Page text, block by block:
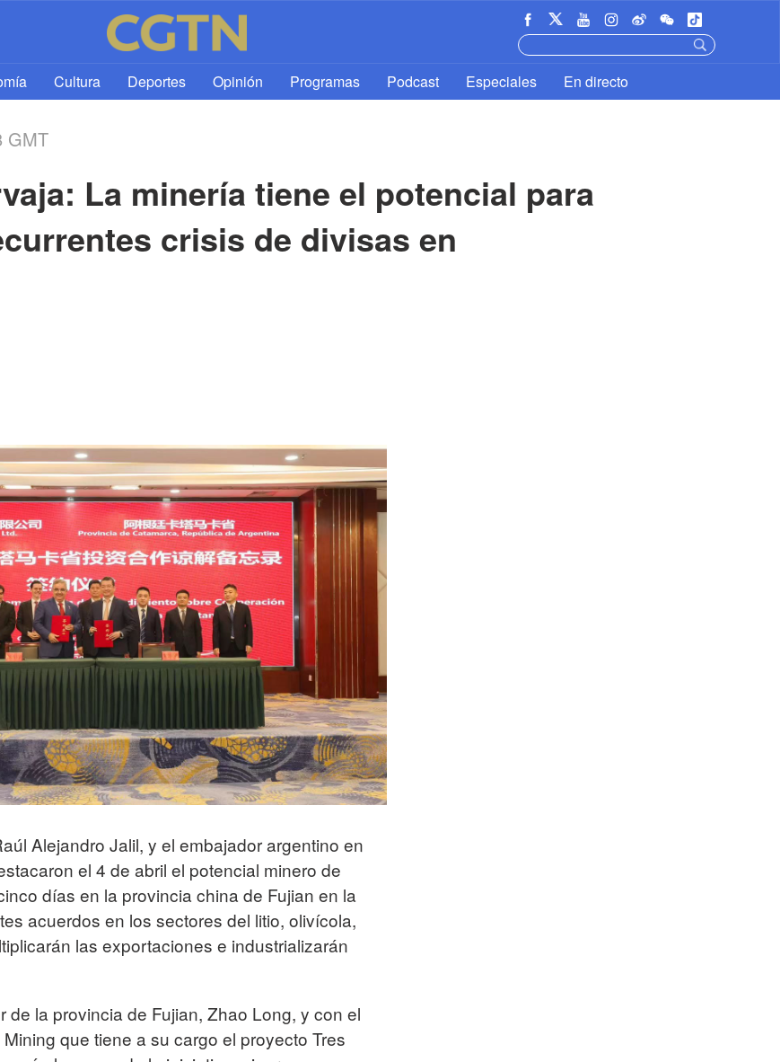
Cultura Deportes Opinión Programas Podcast Especiales En directo
GMT
La minería tiene el potencial para
crisis de divisas en
Alejandro Jalil, y el embajador argentino en
el 4 de abril el potencial minero de
días en la provincia china de Fujian en la
acuerdos en los sectores del litio, olivícola,
las exportaciones e industrializarán
de la provincia de Fujian, Zhao Long, y con el
que tiene a su cargo el proyecto Tres